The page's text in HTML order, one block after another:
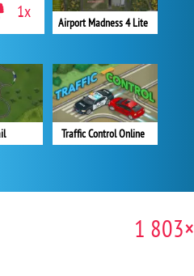
Airport Madness 4 Lite
Traffic Control Online
1x
1 803×